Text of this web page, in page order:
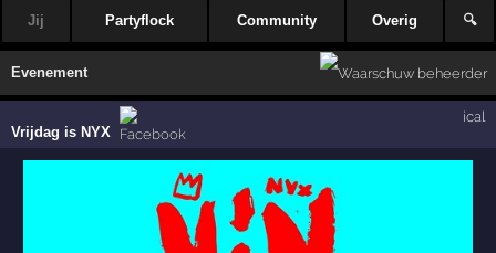
Jij Partyflock Community Overig 🔍
Evenement
Vrijdag is NYX
ical